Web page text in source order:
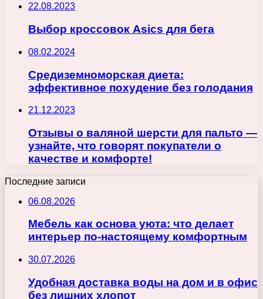
22.08.2023
Выбор кроссовок Asics для бега
08.02.2024
Средиземноморская диета:
эффективное похудение без голодания
21.12.2023
Отзывы о валяной шерсти для пальто —
узнайте, что говорят покупатели о
качестве и комфорте!
Последние записи
06.08.2026
Мебель как основа уюта: что делает
интерьер по-настоящему комфортным
30.07.2026
Удобная доставка воды на дом и в офис
без лишних хлопот